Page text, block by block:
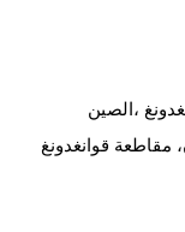
،الصين
مقاطعة قوانغدونغ